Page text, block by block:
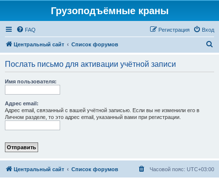
Грузоподъёмные краны
FAQ Вход
Регистрация
Центральный сайт Список форумов
Послать письмо для активации учётной записи
Имя пользователя:
Адрес email:
Адрес email, связанный с вашей учётной записью. Если вы не изменили его в
Личном разделе, то это адрес email, указанный вами при регистрации.
Центральный сайт Список форумов Часовой пояс: UTC+03:00